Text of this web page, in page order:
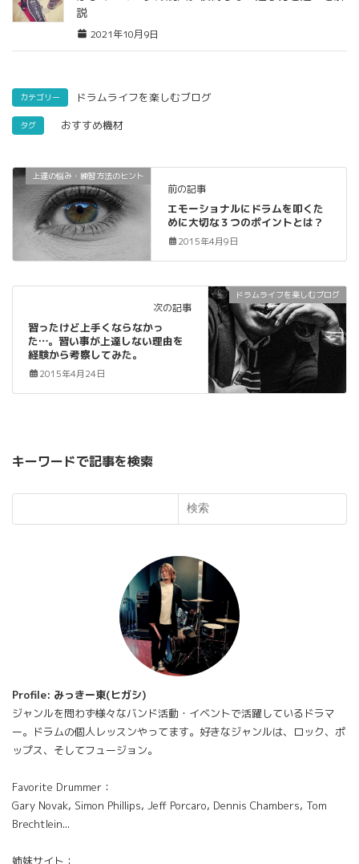
説
2021年10月9日
カテゴリー ドラムライフを楽しむブログ
タグ おすすめ機材
上達の悩み・練習方法のヒント
前の記事
エモーショナルにドラムを叩くた
めに大切な３つのポイントとは？
2015年4月9日
ドラムライフを楽しむブログ
次の記事
習ったけど上手くならなかっ
た…。習い事が上達しない理由を
経験から考察してみた。
2015年4月24日
キーワードで記事を検索
検索
Profile: みっきー東(ヒガシ)
ジャンルを問わず様々なバンド活動・イベントで活躍しているドラマ
ー。ドラムの個人レッスンやってます。好きなジャンルは、ロック、ポ
ップス、そしてフュージョン。
Favorite Drummer：
Gary Novak, Simon Phillips, Jeff Porcaro, Dennis Chambers, Tom
Brechtlein...
姉妹サイト：